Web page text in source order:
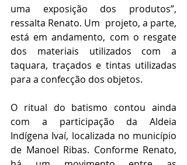
uma exposição dos produtos”,
ressalta Renato. Um  projeto, a parte,
está em andamento, com o resgate
dos materiais utilizados com a
taquara, traçados e tintas utilizadas
para a confecção dos objetos.
O ritual do batismo contou ainda
com a participação da Aldeia
Indígena Ivaí, localizada no município
de Manoel Ribas. Conforme Renato,